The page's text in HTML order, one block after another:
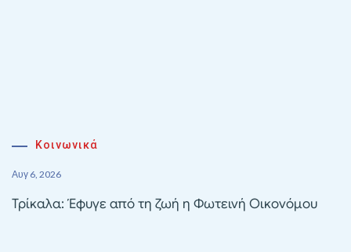
Κοινωνικά
Αυγ 6, 2026
Τρίκαλα: Έφυγε από τη ζωή η Φωτεινή Οικονόμου